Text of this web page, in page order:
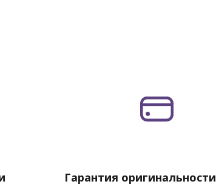
Гарантия оригинальности